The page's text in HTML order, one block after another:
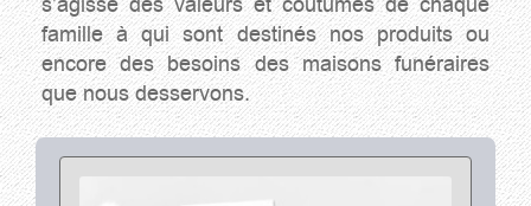
famille à qui sont destinés nos produits ou
encore des besoins des maisons funéraires
que nous desservons.